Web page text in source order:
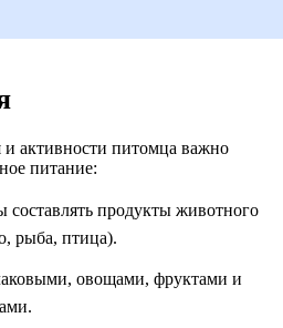
и активности питомца важно
питание:
составлять продукты животного
рыба, птица).
овощами, фруктами и